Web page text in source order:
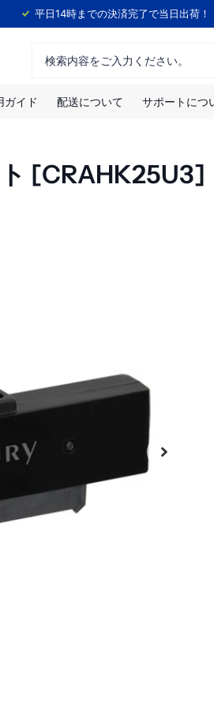
平日14時までの決済完了で当日出荷
ガイド 配送について サポートにつ
[CRAHK25U3]